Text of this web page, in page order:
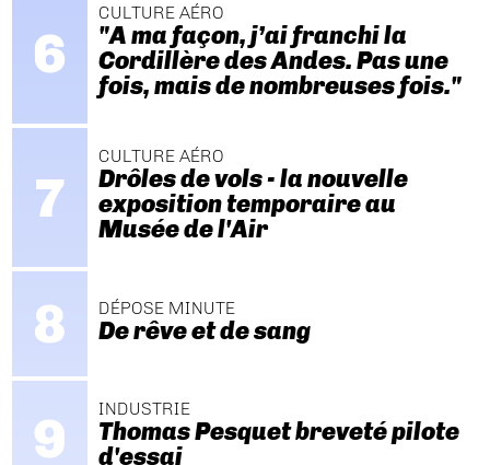
CULTURE AÉRO
"A ma façon, j’ai franchi la
Cordillère des Andes. Pas une
fois, mais de nombreuses fois."
CULTURE AÉRO
Drôles de vols - la nouvelle
exposition temporaire au
Musée de l'Air
DÉPOSE MINUTE
De rêve et de sang
INDUSTRIE
Thomas Pesquet breveté pilote
d'essai